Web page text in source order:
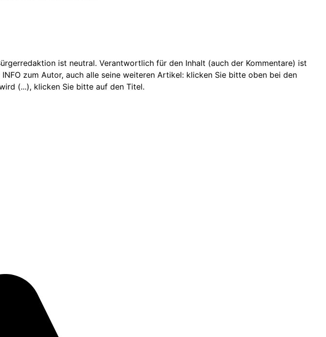
ist neutral. Verantwortlich für den Inhalt (auch der Kommentare) ist
zum Autor, auch alle seine weiteren Artikel: klicken Sie bitte oben bei den
(...), klicken Sie bitte auf den Titel.